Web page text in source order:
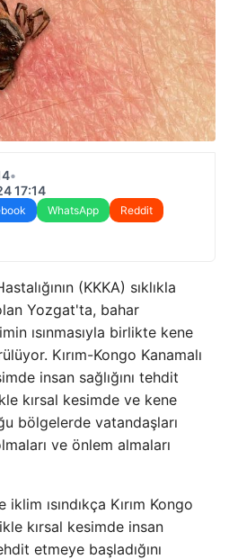
•
17:14
WhatsApp
Reddit
(KKKA) sıklıkla
Yozgat'ta, bahar
ısınmasıyla birlikte kene
Kırım-Kongo Kanamalı
insan sağlığını tehdit
kırsal kesimde ve kene
bölgelerde vatandaşları
ve önlem almaları
ısındıkça Kırım Kongo
kırsal kesimde insan
etmeye başladığını